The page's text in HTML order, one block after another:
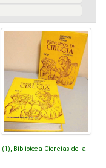
] (1), Biblioteca Ciencias de la